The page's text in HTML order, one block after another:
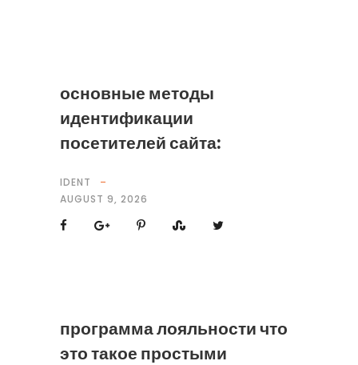
основные методы
идентификации
посетителей сайта:
IDENT
AUGUST 9, 2026
программа лояльности что
это такое простыми